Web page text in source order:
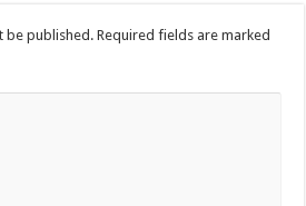
be published. Required fields are marked